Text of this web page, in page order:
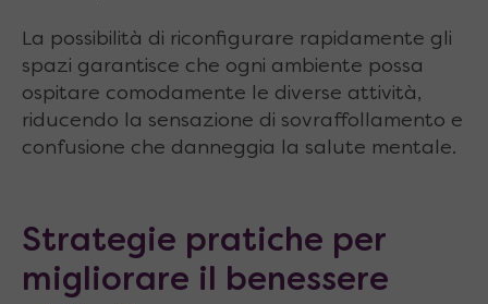
La possibilità di riconfigurare rapidamente gli
spazi garantisce che ogni ambiente possa
ospitare comodamente le diverse attività,
riducendo la sensazione di sovraffollamento e
confusione che danneggia la salute mentale.
Strategie pratiche per
migliorare il benessere